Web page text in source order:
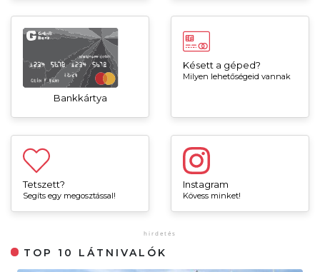
Bankkártya
Késett a géped?
Milyen lehetőségeid vannak
Tetszett?
Segíts egy megosztással!
Instagram
Kövess minket!
TOP 10 LÁTNIVALÓK